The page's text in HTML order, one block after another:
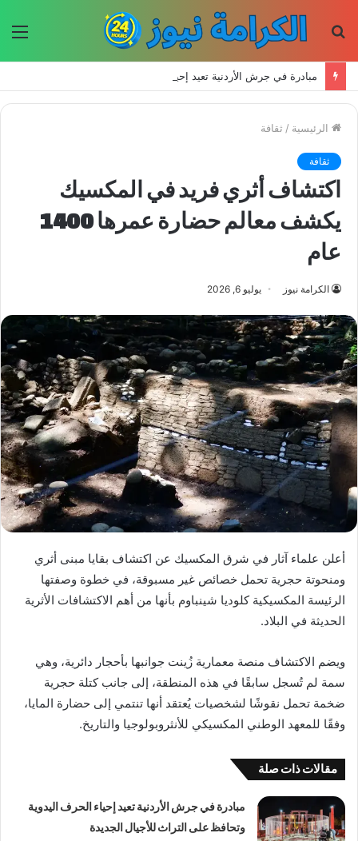
الرئيسية / ثقافة
ثقافة
اكتشاف أثري فريد في المكسيك
يكشف معالم حضارة عمرها 1400
عام
الكرامة نيوز يوليو 6, 2026
أعلن علماء آثار في شرق المكسيك عن اكتشاف بقايا مبنى أثري
ومنحوتة حجرية تحمل خصائص غير مسبوقة، في خطوة وصفتها
الرئيسة المكسيكية كلوديا شينباوم بأنها من أهم الاكتشافات الأثرية
الحديثة في البلاد.
ويضم الاكتشاف منصة معمارية زُينت جوانبها بأحجار دائرية، وهي
سمة لم تُسجل سابقًا في هذه المنطقة، إلى جانب كتلة حجرية
ضخمة تحمل نقوشًا لشخصيات يُعتقد أنها تنتمي إلى حضارة المايا،
وفقًا للمعهد الوطني المكسيكي للأنثروبولوجيا والتاريخ.
مقالات ذات صلة
مبادرة في جرش الأردنية تعيد إحياء الحرف اليدوية
وتحافظ على التراث للأجيال الجديدة